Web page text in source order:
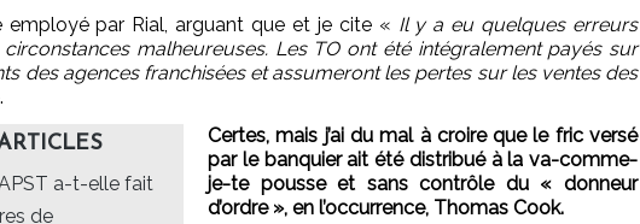
employé par Rial, arguant que et je cite « Il y a eu quelques erreurs
malheureuses. Les TO ont été intégralement payés sur
des agences franchisées et assumeront les pertes sur les ventes des
a-t-elle fait
de
Certes, mais j’ai du mal à croire que le fric versé
par le banquier ait été distribué à la va-comme-
je-te pousse et sans contrôle du « donneur
d’ordre », en l’occurrence, Thomas Cook.